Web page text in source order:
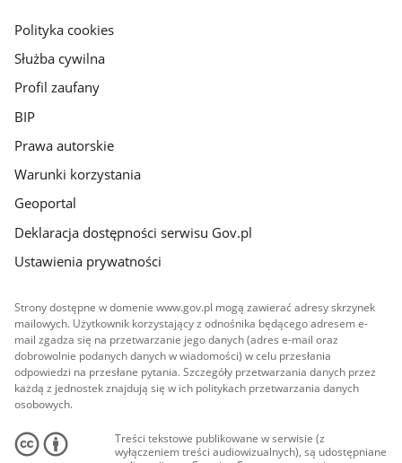
gov.pl
Polityka cookies
Służba cywilna
Profil zaufany
BIP
Prawa autorskie
Warunki korzystania
Geoportal
Deklaracja dostępności serwisu Gov.pl
Ustawienia prywatności
Strony dostępne w domenie www.gov.pl mogą zawierać adresy skrzynek
mailowych. Użytkownik korzystający z odnośnika będącego adresem e-
mail zgadza się na przetwarzanie jego danych (adres e-mail oraz
dobrowolnie podanych danych w wiadomości) w celu przesłania
odpowiedzi na przesłane pytania. Szczegóły przetwarzania danych przez
każdą z jednostek znajdują się w ich politykach przetwarzania danych
osobowych.
Treści tekstowe publikowane w serwisie (z
wyłączeniem treści audiowizualnych), są udostępniane